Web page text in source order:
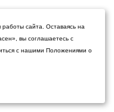
с
сайта. Оставаясь на
вы соглашаетесь с
с нашими Положениями о